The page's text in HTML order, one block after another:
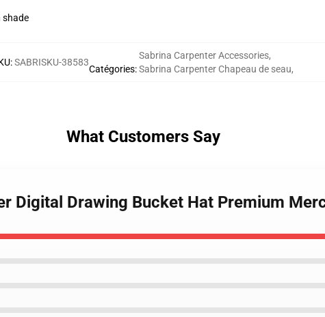
shade
:SABRISKU-38583
Catégories:
Sabrina Carpenter Accessories,
Sabrina Carpenter Chapeau de seau,
What Customers Say
Digital Drawing Bucket Hat Premium